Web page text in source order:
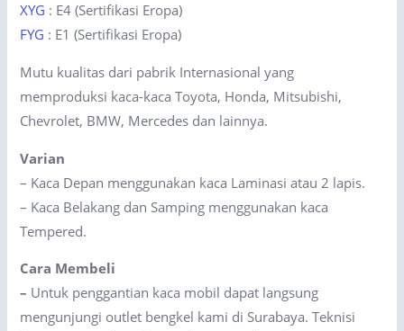
XYG : E4 (Sertifikasi Eropa)
FYG : E1 (Sertifikasi Eropa)
Mutu kualitas dari pabrik Internasional yang
memproduksi kaca-kaca Toyota, Honda, Mitsubishi,
Chevrolet, BMW, Mercedes dan lainnya.
Varian
– Kaca Depan menggunakan kaca Laminasi atau 2 lapis.
– Kaca Belakang dan Samping menggunakan kaca
Tempered.
Cara Membeli
– Untuk penggantian kaca mobil dapat langsung
mengunjungi outlet bengkel kami di Surabaya. Teknisi